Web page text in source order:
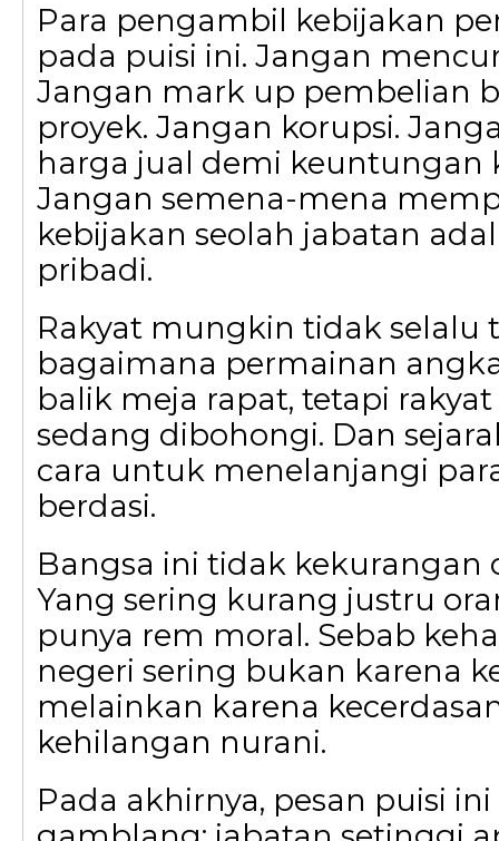
Para pengambil kebijakan
pada puisi ini. Jangan
Jangan mark up pembelian
proyek. Jangan korupsi.
harga jual demi keuntungan
Jangan semena-mena
kebijakan seolah jabatan
pribadi.
Rakyat mungkin tidak selalu
bagaimana permainan
balik meja rapat, tetapi
sedang dibohongi. Dan
cara untuk menelanjangi
berdasi.
Bangsa ini tidak kekurangan
Yang sering kurang justru
punya rem moral. Sebab
negeri sering bukan karena
melainkan karena
kehilangan nurani.
Pada akhirnya, pesan puisi